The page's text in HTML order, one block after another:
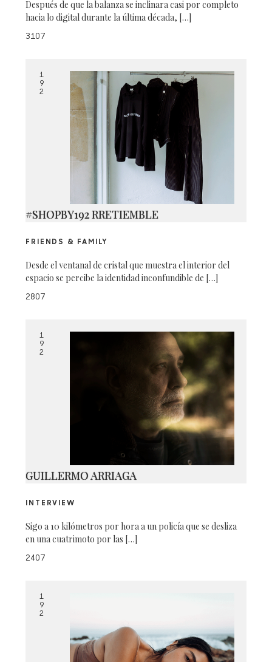
Después de que la balanza se inclinara casi por completo
hacia lo digital durante la última década, […]
3107
1
9
2
#SHOPBY192 RRETIEMBLE
FRIENDS & FAMILY
Desde el ventanal de cristal que muestra el interior del
espacio se percibe la identidad inconfundible de […]
2807
1
9
2
GUILLERMO ARRIAGA
INTERVIEW
Sigo a 10 kilómetros por hora a un policía que se desliza
en una cuatrimoto por las […]
2407
1
9
2